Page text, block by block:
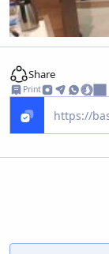
Share
Print